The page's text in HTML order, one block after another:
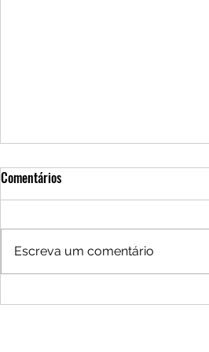
IFPR abre inscrições para curso
Comentários
Escreva um comentário